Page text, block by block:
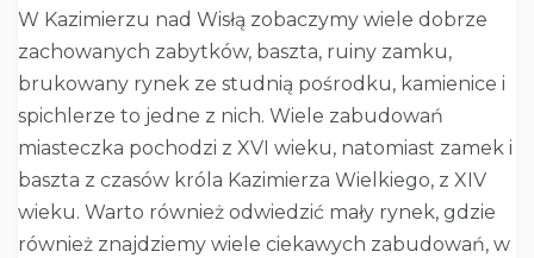
W Kazimierzu nad Wisłą zobaczymy wiele dobrze
zachowanych zabytków, baszta, ruiny zamku,
brukowany rynek ze studnią pośrodku, kamienice i
spichlerze to jedne z nich. Wiele zabudowań
miasteczka pochodzi z XVI wieku, natomiast zamek i
baszta z czasów króla Kazimierza Wielkiego, z XIV
wieku. Warto również odwiedzić mały rynek, gdzie
również znajdziemy wiele ciekawych zabudowań, w